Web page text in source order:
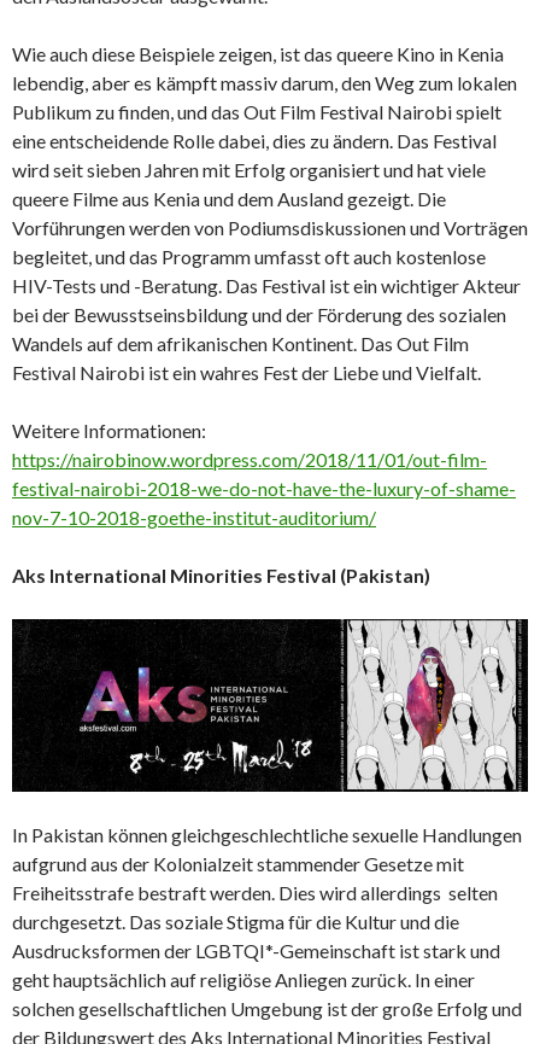
Wie auch diese Beispiele zeigen, ist das queere Kino in Kenia
lebendig, aber es kämpft massiv darum, den Weg zum lokalen
Publikum zu finden, und das Out Film Festival Nairobi spielt
eine entscheidende Rolle dabei, dies zu ändern. Das Festival
wird seit sieben Jahren mit Erfolg organisiert und hat viele
queere Filme aus Kenia und dem Ausland gezeigt. Die
Vorführungen werden von Podiumsdiskussionen und Vorträgen
begleitet, und das Programm umfasst oft auch kostenlose
HIV-Tests und -Beratung. Das Festival ist ein wichtiger Akteur
bei der Bewusstseinsbildung und der Förderung des sozialen
Wandels auf dem afrikanischen Kontinent. Das Out Film
Festival Nairobi ist ein wahres Fest der Liebe und Vielfalt.
Weitere Informationen:
https://nairobinow.wordpress.com/2018/11/01/out-film-
festival-nairobi-2018-we-do-not-have-the-luxury-of-shame-
nov-7-10-2018-goethe-institut-auditorium/
Aks International Minorities Festival (Pakistan)
In Pakistan können gleichgeschlechtliche sexuelle Handlungen
aufgrund aus der Kolonialzeit stammender Gesetze mit
Freiheitsstrafe bestraft werden. Dies wird allerdings selten
durchgesetzt. Das soziale Stigma für die Kultur und die
Ausdrucksformen der LGBTQI*-Gemeinschaft ist stark und
geht hauptsächlich auf religiöse Anliegen zurück. In einer
solchen gesellschaftlichen Umgebung ist der große Erfolg und
der Bildungswert des Aks International Minorities Festival